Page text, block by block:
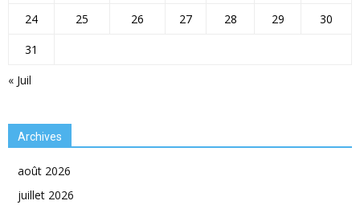
« Juil
24
25 26 27 28 29
30
31
Archives
août 2026
juillet 2026